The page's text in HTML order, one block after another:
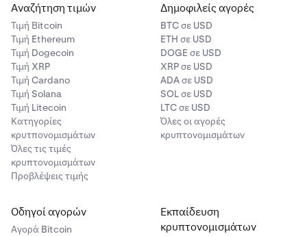
Αναζήτηση τιμών
Τιμή Βitcoin
Τιμή Ethereum
Τιμή Dogecoin
Τιμή XRP
Τιμή Cardano
Τιμή Solana
Τιμή Litecoin
Κατηγορίες
κρυτπονομισμάτων
Όλες τις τιμές
κρυπτονομισμάτων
Προβλέψεις τιμής
Δημοφιλείς αγορές
BTC σε USD
ETH σε USD
DOGE σε USD
XRP σε USD
ADA σε USD
SOL σε USD
LTC σε USD
Όλες οι αγορές
κρυπτονομισμάτων
Οδηγοί αγορών
Αγορά Bitcoin
Εκπαίδευση
κρυπτονομισμάτων